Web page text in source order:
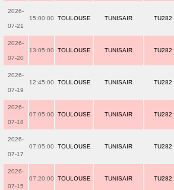
2026-
07-21
15:00:00 TOULOUSE TUNISAIR TU282
2026-
07-20
13:05:00 TOULOUSE TUNISAIR TU282
2026-
07-19
12:45:00 TOULOUSE TUNISAIR TU282
2026-
07-18
07:05:00 TOULOUSE TUNISAIR TU282
2026-
07-17
07:05:00 TOULOUSE TUNISAIR TU282
2026-
07-15
07:20:00 TOULOUSE TUNISAIR TU282